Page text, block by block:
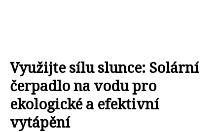
Využijte sílu slunce: Solární
čerpadlo na vodu pro
ekologické a efektivní
vytápění